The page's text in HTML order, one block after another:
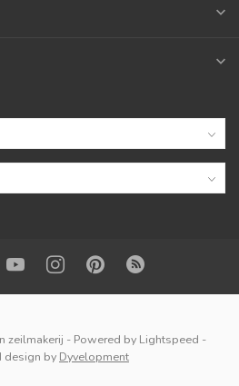
zeilmakerij - Powered by Lightspeed -
design by Dyvelopment